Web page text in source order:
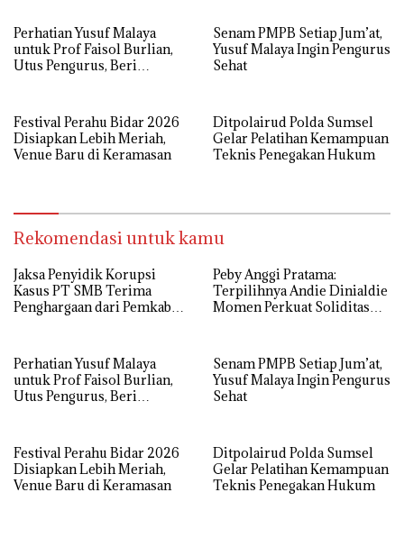
Perhatian Yusuf Malaya
untuk Prof Faisol Burlian,
Utus Pengurus, Beri
Senam PMPB Setiap Jum’at,
Yusuf Malaya Ingin Pengurus
Sehat
Festival Perahu Bidar 2026
Disiapkan Lebih Meriah,
Venue Baru di Keramasan
Ditpolairud Polda Sumsel
Gelar Pelatihan Kemampuan
Teknis Penegakan Hukum
Rekomendasi untuk kamu
Jaksa Penyidik Korupsi
Kasus PT SMB Terima
Penghargaan dari Pemkab
Peby Anggi Pratama:
Terpilihnya Andie Dinialdie
Momen Perkuat Soliditas
Perhatian Yusuf Malaya
untuk Prof Faisol Burlian,
Utus Pengurus, Beri
Senam PMPB Setiap Jum’at,
Yusuf Malaya Ingin Pengurus
Sehat
Festival Perahu Bidar 2026
Disiapkan Lebih Meriah,
Venue Baru di Keramasan
Ditpolairud Polda Sumsel
Gelar Pelatihan Kemampuan
Teknis Penegakan Hukum